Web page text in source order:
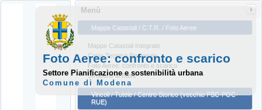
Menù
Mappe Catastali / C.T.R. / Foto Aeree
Mappe Catastali Integrate
Carta Tecnica Regionale
Foto Aeree: confronto e scarico
Stradario di Base
Vincoli / Tutele / Centro Storico (vecchio PSC-POC-
RUE)
Foto Aeree: confronto e scarico
Settore Pianificazione e sostenibilità urbana
Comune di Modena